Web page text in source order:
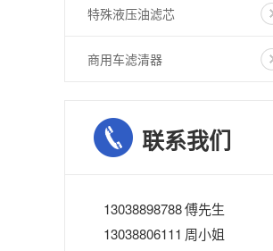
特殊液压油滤芯
商用车滤清器
联系我们
13038898788 傅先生
13038806111 周小姐